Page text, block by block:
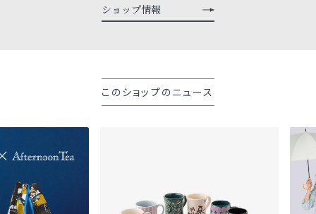
ショップ情報
このショップのニュース